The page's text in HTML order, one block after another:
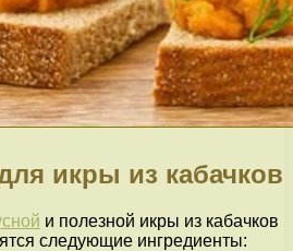
икры из кабачков
и полезной икры из кабачков
следующие ингредиенты: